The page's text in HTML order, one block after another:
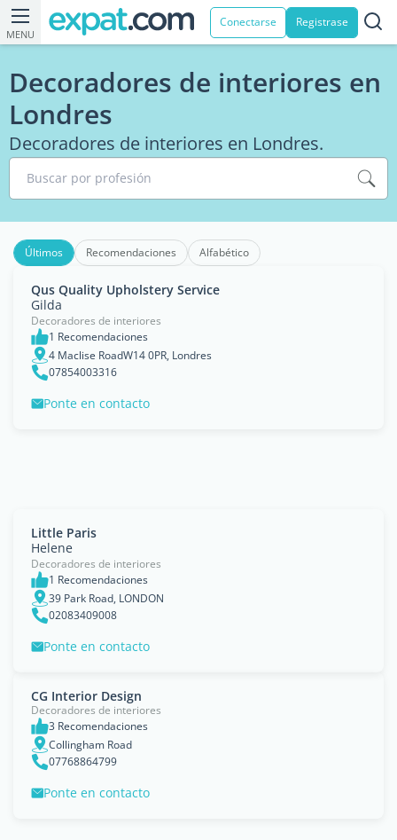
MENU
Conectarse Registrase
Decoradores de interiores en
Londres
Decoradores de interiores en Londres.
Buscar por profesión
Últimos Recomendaciones Alfabético
Qus Quality Upholstery Service
Gilda
Decoradores de interiores
1 Recomendaciones
4 Maclise RoadW14 0PR, Londres
07854003316
Ponte en contacto
Little Paris
Helene
Decoradores de interiores
1 Recomendaciones
39 Park Road, LONDON
02083409008
Ponte en contacto
CG Interior Design
Decoradores de interiores
3 Recomendaciones
Collingham Road
07768864799
Ponte en contacto